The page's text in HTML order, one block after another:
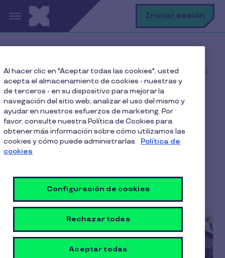
Pasar al contenido principal Iniciar sesión
¿Cómo ha cambiado el mundo laboral en los últimos 30
años?
¿Cómo ha cambiado el
mundo laboral en los
6 Min de Lectura 7 Junio 2024
Al hacer clic en "Aceptar todas las cookies", usted
acepta el almacenamiento de cookies - nuestras y
de terceros - en su dispositivo para mejorar la
navegación del sitio web, analizar el uso del mismo y
ayudar en nuestros esfuerzos de marketing. Por
favor, consulte nuestra Política de Cookies para
obtener más información sobre cómo utilizamos las
cookies y cómo puede administrarlas. Política de
cookies
Configuración de cookies
Rechazar todas
Aceptar todas